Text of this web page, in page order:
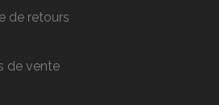
de retours
de vente